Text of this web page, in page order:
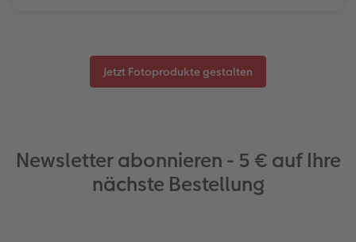
Jetzt Fotoprodukte gestalten
Newsletter abonnieren - 5 € auf Ihre
nächste Bestellung